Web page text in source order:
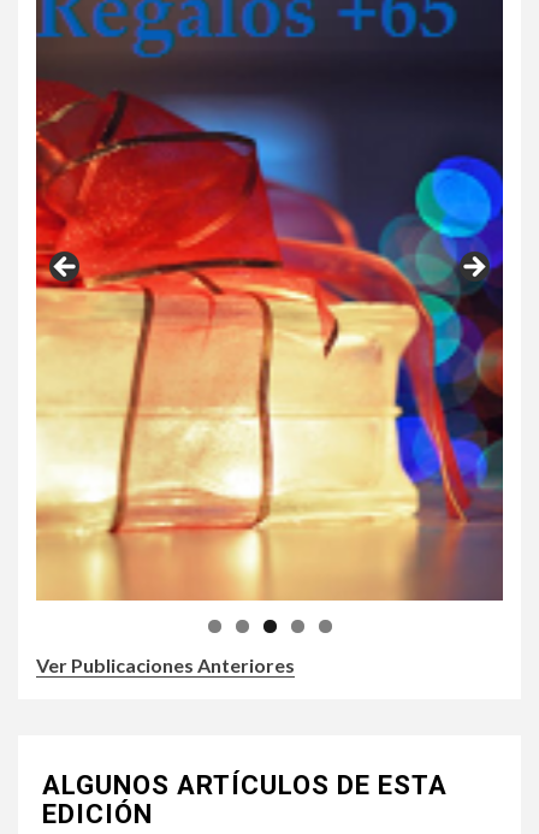
Ver Publicaciones Anteriores
ALGUNOS ARTÍCULOS DE ESTA
EDICIÓN